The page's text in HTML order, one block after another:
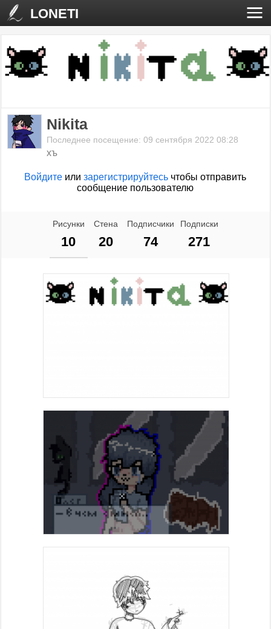
LONETI
Nikita
Последнее посещение: 09 сентября 2022 08:28
хъ
Войдите илизарегистрируйтесь чтобы отправить
сообщение пользователю
Рисунки
10
Стена
20
Подписчики
74
Подписки
271